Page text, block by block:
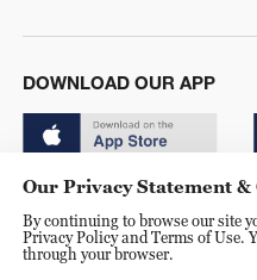
DOWNLOAD OUR APP
© China Radio
Our Privacy Statement &
By continuing to browse our site
Privacy Policy and Terms of Use.
through your browser.